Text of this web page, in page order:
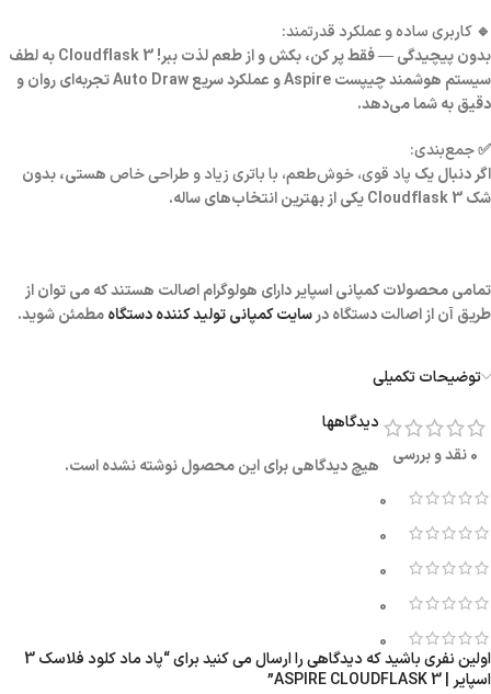
🔹 کاربری ساده و عملکرد قدرتمند:
بدون پیچیدگی — فقط پر کن، بکش و از طعم لذت ببر! Cloudflask 3 به لطف
سیستم هوشمند چیپست Aspire و عملکرد سریع Auto Draw تجربه‌ای روان و
دقیق به شما می‌دهد.
✅جمع‌بندی:
اگر دنبال یک پاد قوی، خوش‌طعم، با باتری زیاد و طراحی خاصهستی، بدون
شک Cloudflask 3 یکی از بهترین انتخاب‌های ساله.
تمامی محصولات کمپانی اسپایر دارای هولوگرام اصالت هستند که می توان از
طریق آن از اصالت دستگاه درسایت کمپانی تولید کننده دستگاهمطمئن شوید.
توضیحات تکمیلی
0 نقد و بررسی
0
0
0
0
0
دیدگاهها
هیچ دیدگاهی برای این محصول نوشته نشده است.
اولین نفری باشید که دیدگاهی را ارسال می کنید برای “پاد ماد کلود فلاسک 3
اسپایر | ASPIRE CLOUDFLASK 3”